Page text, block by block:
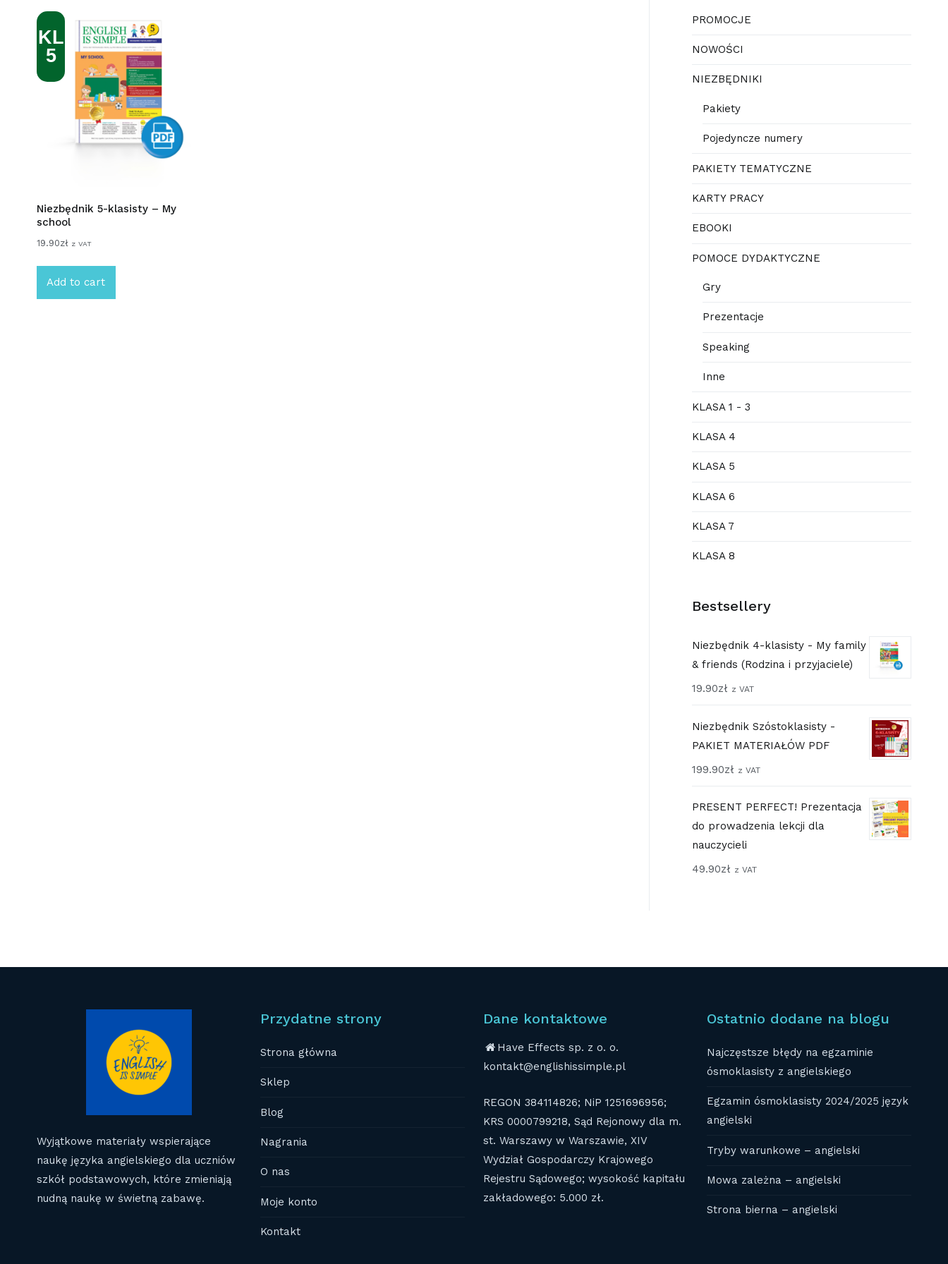
KL
5
Niezbędnik 5-klasisty – My
school
19.90zł z VAT
Add to cart
PROMOCJE
NOWOŚCI
NIEZBĘDNIKI
Pakiety
Pojedyncze numery
PAKIETY TEMATYCZNE
KARTY PRACY
EBOOKI
POMOCE DYDAKTYCZNE
Gry
Prezentacje
Speaking
Inne
KLASA 1 - 3
KLASA 4
KLASA 5
KLASA 6
KLASA 7
KLASA 8
Bestsellery
Niezbędnik 4-klasisty - My family
& friends (Rodzina i przyjaciele)
19.90zł z VAT
Niezbędnik Szóstoklasisty -
PAKIET MATERIAŁÓW PDF
199.90zł z VAT
PRESENT PERFECT! Prezentacja
do prowadzenia lekcji dla
nauczycieli
49.90zł z VAT
Wyjątkowe materiały wspierające
naukę języka angielskiego dla uczniów
szkół podstawowych, które zmieniają
nudną naukę w świetną zabawę.
Przydatne strony
Strona główna
Sklep
Blog
Nagrania
O nas
Moje konto
Kontakt
Dane kontaktowe
Have Effects sp. z o. o.
kontakt@englishissimple.pl
REGON 384114826; NiP 1251696956;
KRS 0000799218, Sąd Rejonowy dla m.
st. Warszawy w Warszawie, XIV
Wydział Gospodarczy Krajowego
Rejestru Sądowego; wysokość kapitału
zakładowego: 5.000 zł.
Ostatnio dodane na blogu
Najczęstsze błędy na egzaminie
ósmoklasisty z angielskiego
Egzamin ósmoklasisty 2024/2025 język
angielski
Tryby warunkowe – angielski
Mowa zależna – angielski
Strona bierna – angielski